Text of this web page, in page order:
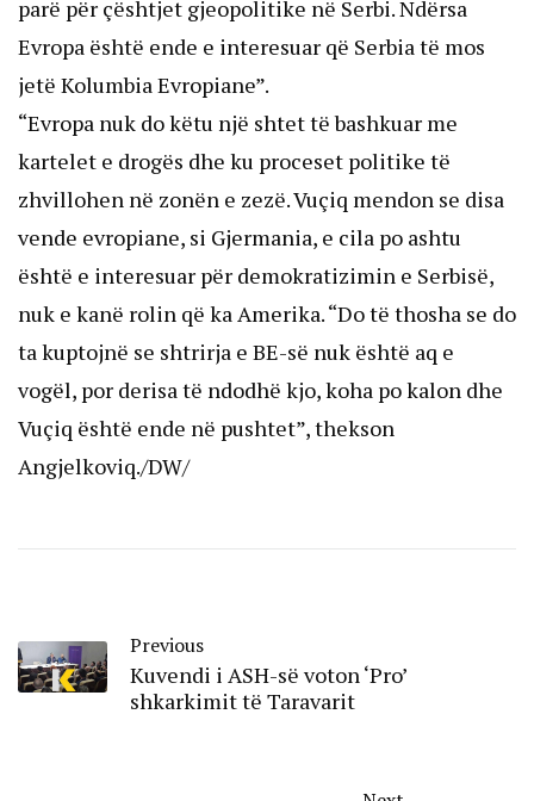
parë për çështjet gjeopolitike në Serbi. Ndërsa
Evropa është ende e interesuar që Serbia të mos
jetë Kolumbia Evropiane”.
“Evropa nuk do këtu një shtet të bashkuar me
kartelet e drogës dhe ku proceset politike të
zhvillohen në zonën e zezë. Vuçiq mendon se disa
vende evropiane, si Gjermania, e cila po ashtu
është e interesuar për demokratizimin e Serbisë,
nuk e kanë rolin që ka Amerika. “Do të thosha se do
ta kuptojnë se shtrirja e BE-së nuk është aq e
vogël, por derisa të ndodhë kjo, koha po kalon dhe
Vuçiq është ende në pushtet”, thekson
Angjelkoviq./DW/
Previous
Kuvendi i ASH-së voton ‘Pro’
shkarkimit të Taravarit